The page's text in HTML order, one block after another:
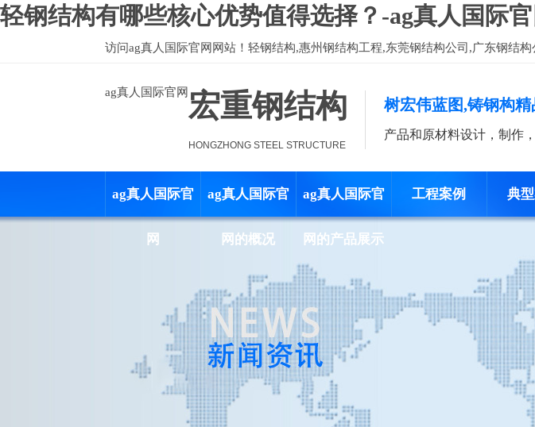
轻钢结构有哪些核心优势值得选择？-ag真人国际官
访问ag真人国际官网 网站！轻钢结构,惠州钢结构工程,东莞钢结构公司,广东钢结构
ag真人国际官网宏重钢结构
HONGZHONG STEEL STRUCTURE
树宏伟蓝图,铸钢构精
产品和原材料设计，制作
ag真人国际官
网
ag真人国际官
网的概况
ag真人国际官
网的产品展示
工程案例 典